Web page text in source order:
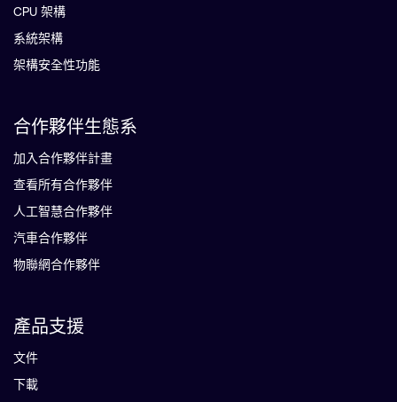
CPU 架構
系統架構
架構安全性功能
合作夥伴生態系
加入合作夥伴計畫
查看所有合作夥伴
人工智慧合作夥伴
汽車合作夥伴
物聯網合作夥伴
產品支援
文件
下載